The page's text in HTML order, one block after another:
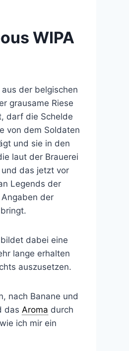
WIPA
der belgischen
grausame Riese
darf die Schelde
von dem Soldaten
und sie in den
laut der Brauerei
das jetzt vor
Legends der
der
dabei eine
lange erhalten
auszusetzen.
nach Banane und
das Aroma durch
ich mir ein